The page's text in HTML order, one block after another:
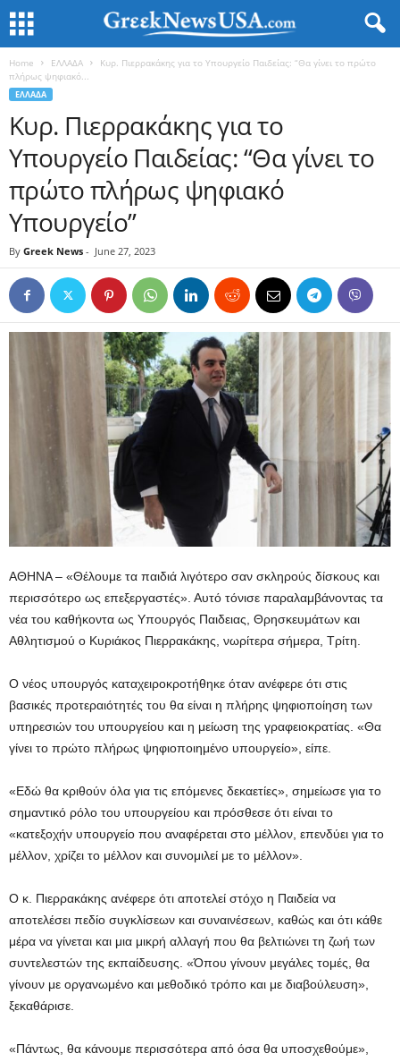
Home ΕΛΛΑΔΑ
Κυρ. Πιερρακάκης για το Υπουργείο Παιδείας: “Θα γίνει το πρώτο
πλήρως ψηφιακό...
ΕΛΛΑΔΑ
Κυρ. Πιερρακάκης για το
Υπουργείο Παιδείας: “Θα γίνει το
πρώτο πλήρως ψηφιακό
Υπουργείο”
By Greek News - June 27, 2023
ΑΘΗΝΑ – «Θέλουμε τα παιδιά λιγότερο σαν σκληρούς δίσκους και
περισσότερο ως επεξεργαστές». Αυτό τόνισε παραλαμβάνοντας τα
νέα του καθήκοντα ως Υπουργός Παιδειας, Θρησκευμάτων και
Αθλητισμού ο Κυριάκος Πιερρακάκης, νωρίτερα σήμερα, Τρίτη.
Ο νέος υπουργός καταχειροκροτήθηκε όταν ανέφερε ότι στις
βασικές προτεραιότητές του θα είναι η πλήρης ψηφιοποίηση των
υπηρεσιών του υπουργείου και η μείωση της γραφειοκρατίας. «Θα
γίνει το πρώτο πλήρως ψηφιοποιημένο υπουργείο», είπε.
«Εδώ θα κριθούν όλα για τις επόμενες δεκαετίες», σημείωσε για το
σημαντικό ρόλο του υπουργείου και πρόσθεσε ότι είναι το
«κατεξοχήν υπουργείο που αναφέρεται στο μέλλον, επενδύει για το
μέλλον, χρίζει το μέλλον και συνομιλεί με το μέλλον».
Ο κ. Πιερρακάκης ανέφερε ότι αποτελεί στόχο η Παιδεία να
αποτελέσει πεδίο συγκλίσεων και συναινέσεων, καθώς και ότι κάθε
μέρα να γίνεται και μια μικρή αλλαγή που θα βελτιώνει τη ζωή των
συντελεστών της εκπαίδευσης. «Όπου γίνουν μεγάλες τομές, θα
γίνουν με οργανωμένο και μεθοδικό τρόπο και με διαβούλευση»,
ξεκαθάρισε.
«Πάντως, θα κάνουμε περισσότερα από όσα θα υποσχεθούμε»,